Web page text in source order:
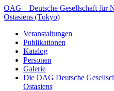
OAG – Deutsche Gesellschaft für
Ostasiens (Tokyo)
Veranstaltungen
Publikationen
Katalog
Personen
Galerie
Die OAG Deutsche
Ostasiens